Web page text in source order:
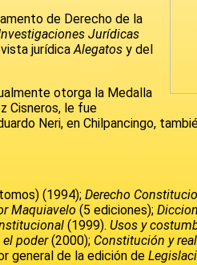
de Derecho de la
Jurídicas
jurídicaAlegatos y del
otorga la Medalla
Cisneros, le fue
Neri, en Chilpancingo,
(1994); Derecho
Maquiavelo (5 ediciones);
(1999). Usos y
poder(2000); Constitución y
general de la edición de